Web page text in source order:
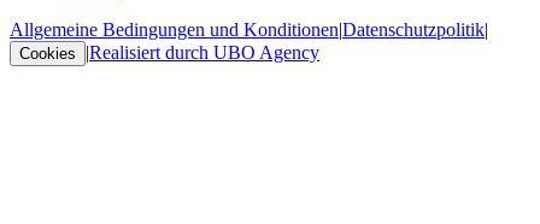
Allgemeine Bedingungen und Konditionen|Datenschutzpolitik|
Cookies |Realisiert durch UBO Agency